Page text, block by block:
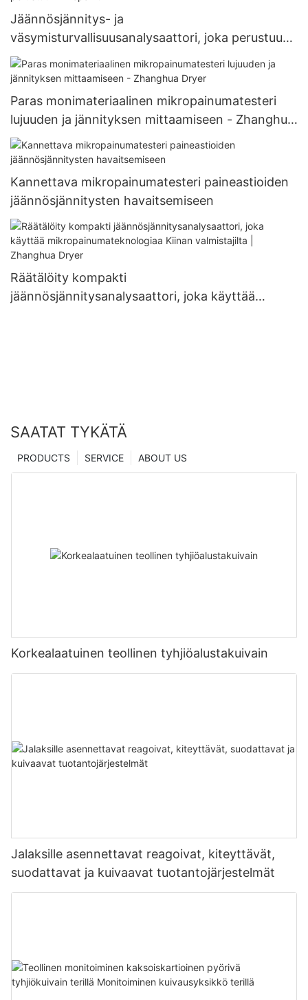
Jäännösjännitys- ja
väsymisturvallisuusanalysaattori, joka perustuu
mikropainumiin
Paras monimateriaalinen mikropainumatesteri
lujuuden ja jännityksen mittaamiseen - Zhanghua
Dryer
Kannettava mikropainumatesteri paineastioiden
jäännösjännitysten havaitsemiseen
Räätälöity kompakti
jäännösjännitysanalysaattori, joka käyttää
SAATAT TYKÄTÄ
ABOUT US
SERVICE
PRODUCTS
Korkealaatuinen teollinen tyhjiöalustakuivain
Jalaksille asennettavat reagoivat, kiteyttävät,
suodattavat ja kuivaavat tuotantojärjestelmät